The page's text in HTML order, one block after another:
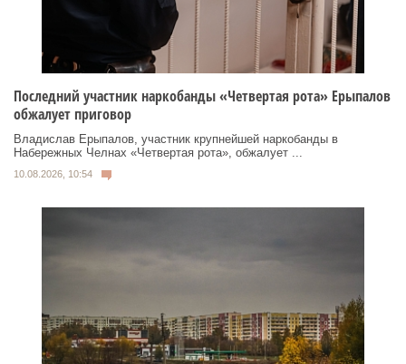
Последний участник наркобанды «Четвертая рота» Ерыпалов
обжалует приговор
Владислав Ерыпалов, участник крупнейшей наркобанды в
Набережных Челнах «Четвертая рота», обжалует ...
10.08.2026, 10:54